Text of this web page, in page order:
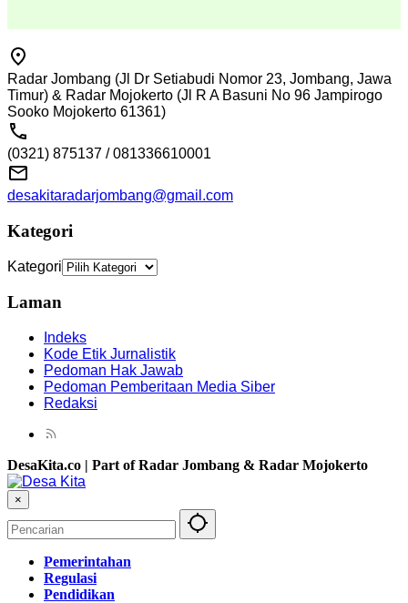
Radar Jombang (Jl Dr Setiabudi Nomor 23, Jombang, Jawa
Timur) & Radar Mojokerto (Jl R A Basuni No 96 Jampirogo
Sooko Mojokerto 61361)
(0321) 875137 / 081336610001
desakitaradarjombang@gmail.com
Kategori
Kategori
Laman
Indeks
Kode Etik Jurnalistik
Pedoman Hak Jawab
Pedoman Pemberitaan Media Siber
Redaksi
DesaKita.co | Part of Radar Jombang & Radar Mojokerto
×
Pemerintahan
Regulasi
Pendidikan